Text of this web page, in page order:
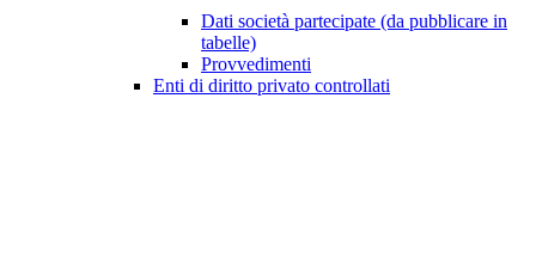
Dati società partecipate (da pubblicare in
tabelle)
Provvedimenti
Enti di diritto privato controllati